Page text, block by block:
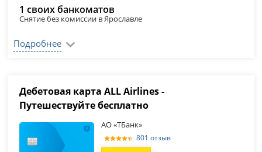
1 своих банкоматов
Снятие без комиссии в Ярославле
Подробнее
Дебетовая карта ALL Airlines -
Путешествуйте бесплатно
АО «ТБанк»
801 отзыв